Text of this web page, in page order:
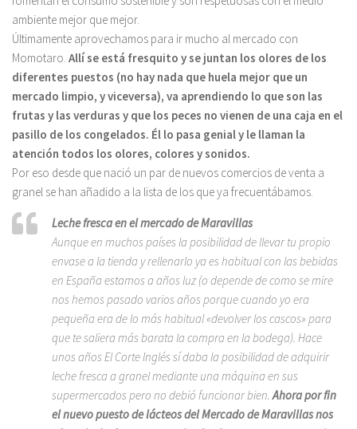
ambiente mejor que mejor.
Últimamente aprovechamos para ir mucho al mercado con
Momotaro. Allí se está fresquito y se juntan los olores de los
diferentes puestos (no hay nada que huela mejor que un
mercado limpio, y viceversa), va aprendiendo lo que son las
frutas y las verduras y que los peces no vienen de una caja en el
pasillo de los congelados. Él lo pasa genial y le llaman la
atención todos los olores, colores y sonidos.
Por eso desde que nació un par de nuevos comercios de venta a
granel se han añadido a la lista de los que ya frecuentábamos.
Leche fresca en el mercado de Maravillas
Aunque en muchos países la posibilidad de llevar tu propio
envase a la tienda y rellenarlo ya es habitual con las bebidas
en España estamos a años luz (o depende de como se mire
nos hemos pasado varios años porque cuando yo era
pequeña era de lo más habitual «devolver los cascos» para
que te saliera más barata la compra en la bodega). Hace
unos años El Corte Inglés sí daba la posibilidad de adquirir
leche fresca a granel mediante una máquina en sus
supermercados pero no debió funcionar bien.Ahora por fin
el nuevo puesto de lácteos del Mercado de Maravillas nos